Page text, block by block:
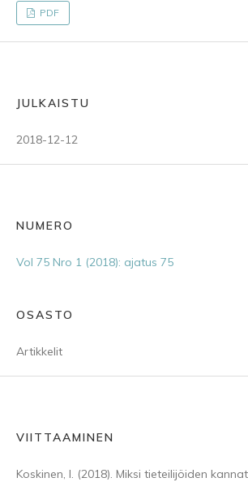
PDF
JULKAISTU
2018-12-12
NUMERO
Vol 75 Nro 1 (2018): ajatus 75
OSASTO
Artikkelit
VIITTAAMINEN
Koskinen, I. (2018). Miksi tieteilijöiden